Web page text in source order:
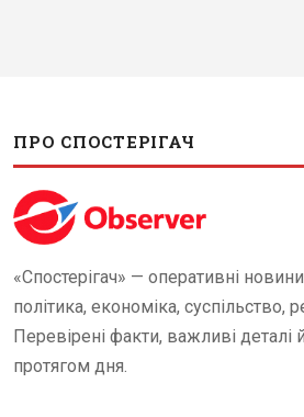
ПРО СПОСТЕРІГАЧ
«Спостерігач» — оперативні
політика, економіка, суспільство,
Перевірені факти, важливі деталі
протягом дня.